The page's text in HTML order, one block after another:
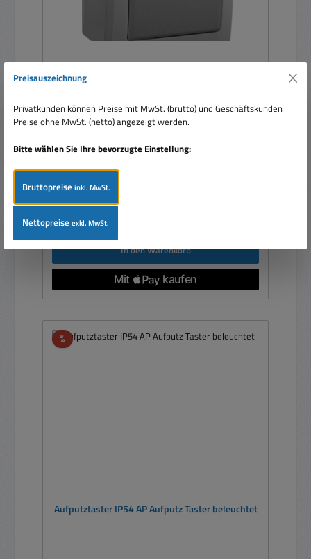
Aufputztaster IP54 AP Aufputz Taster
Verkaufspreis:
12,95 €
Preise inkl. MwSt. zzgl. Versandkosten
In den Warenkorb
%Rabatt
Aufputztaster IP54 AP Aufputz Taster beleuchtet
Preisauszeichnung
Privatkunden können Preise mit MwSt. (brutto) und Geschäftskunden
Preise ohne MwSt. (netto) angezeigt werden.
Bitte wählen Sie Ihre bevorzugte Einstellung:
Bruttopreiseinkl. MwSt.
Nettopreiseexkl. MwSt.